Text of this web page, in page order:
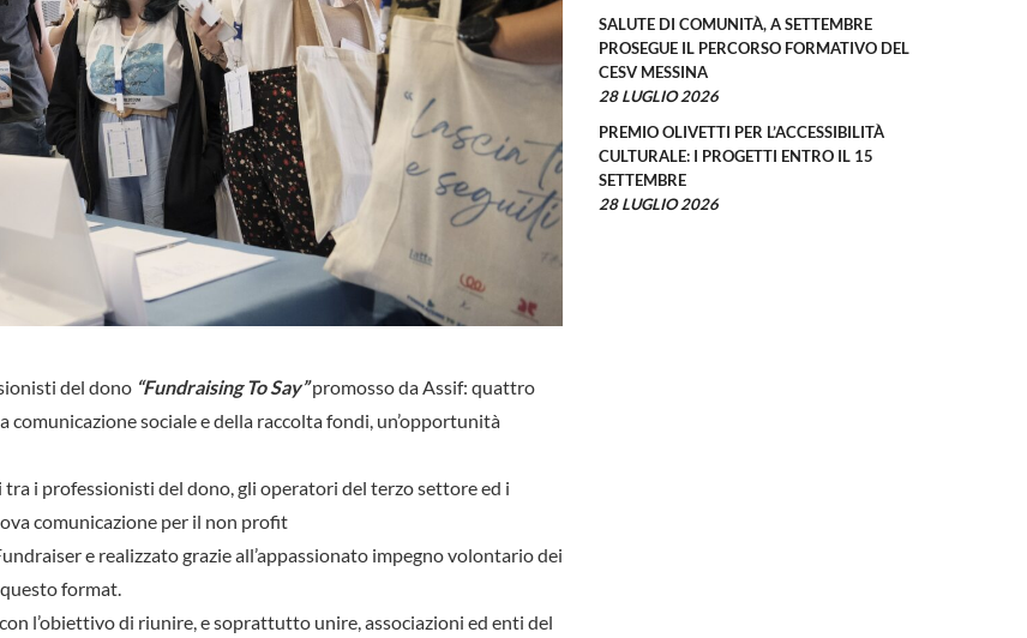
del dono “Fundraising To Say”promosso da Assif: quattro
sociale e della raccolta fondi, un’opportunità
tra i professionisti del dono, gli operatori del terzo settore ed i
comunicazione per il non profit
e realizzato grazie all’appassionato impegno volontario dei
format.
l’obiettivo di riunire, e soprattutto unire, associazioni ed enti del
SALUTE DI COMUNITÀ, A SETTEMBRE
PROSEGUE IL PERCORSO FORMATIVO DEL
CESV MESSINA
28 LUGLIO 2026
PREMIO OLIVETTI PER L’ACCESSIBILITÀ
CULTURALE: I PROGETTI ENTRO IL 15
SETTEMBRE
28 LUGLIO 2026